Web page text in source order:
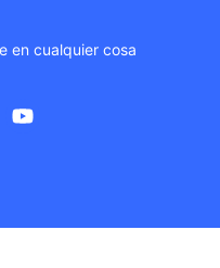
en cualquier cosa